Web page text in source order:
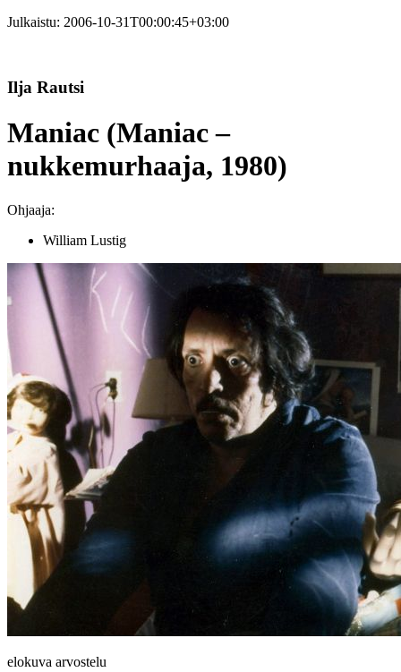
Julkaistu: 2006-10-31T00:00:45+03:00
Ilja Rautsi
Maniac (Maniac –
nukkemurhaaja, 1980)
Ohjaaja:
William Lustig
elokuva arvostelu